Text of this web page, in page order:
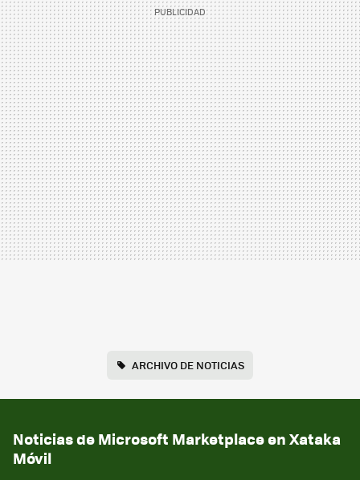
ARCHIVO DE NOTICIAS
Noticias de Microsoft Marketplace en Xataka
Móvil